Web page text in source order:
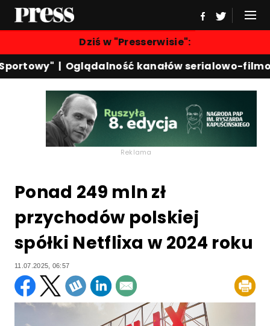
Dziś w "Presserwisie":
|Oglądalność kanałów serialowo-
Reklama
Ponad 249 mln zł
przychodów polskiej
spółki Netflixa w 2024 roku
11.07.2025, 06:57